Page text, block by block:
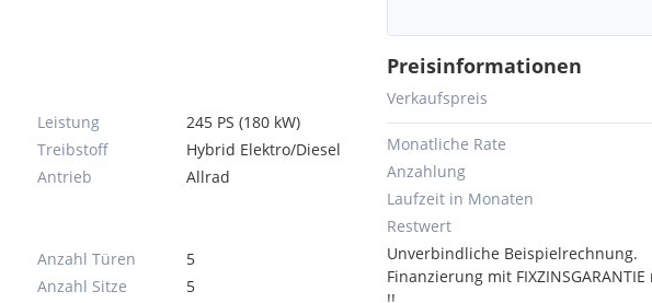
Leistung
245 PS (180 kW)
Treibstoff
Hybrid Elektro/Diesel
Antrieb
Allrad
Anzahl Türen
5
Anzahl Sitze
5
Preisinformationen
Verkaufspreis
Monatliche Rate
Anzahlung
Laufzeit in Monaten
Restwert
Unverbindliche Beispielrechnung.
Finanzierung mit